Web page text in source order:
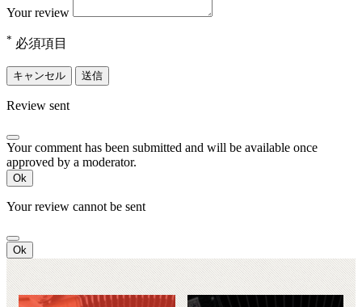
Your review
* 必須項目
キャンセル 送信
Review sent
Your comment has been submitted and will be available once
approved by a moderator.
Ok
Your review cannot be sent
Ok